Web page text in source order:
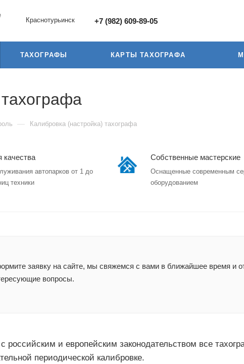
Краснотурьинск +7 (982) 609-89-05
ТАХОГРАФЫ КАРТЫ ТАХОГРАФА
— Калибровка (настройка) тахографа
качества
автопарков от 1 до
техники
Собственные мастерские
Оснащенные современным
оборудованием
заявку на сайте, мы свяжемся с вами в ближайшее время и
вопросы.
российским и европейским законодательством все
периодической калибровке.